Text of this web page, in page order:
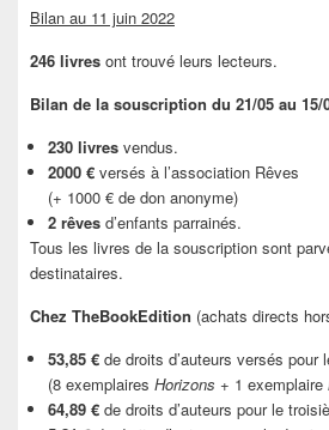
Bilan au 11 juin 2022
246 livres ont trouvé leurs lecteurs.
Bilan de la souscription du 21/05 au 15/
230 livres vendus.
2000 € versés à l’association Rêves
(+ 1000 € de don anonyme)
2 rêves d’enfants parrainés.
Tous les livres de la souscription sont
destinataires.
Chez TheBookEdition (achats directs
53,85 € de droits d’auteurs versés pour
(8 exemplaires Horizons + 1 exemplaire
64,89 € de droits d’auteurs pour le